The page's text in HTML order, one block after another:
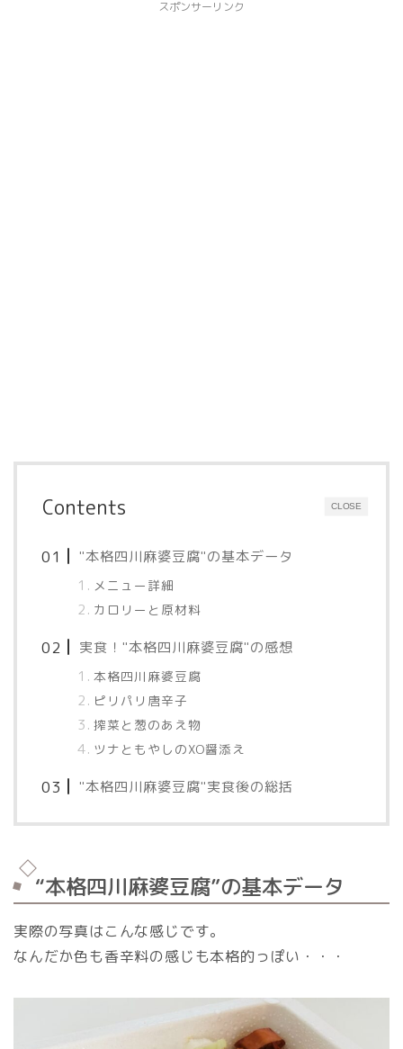
スポンサーリンク
CLOSE
Contents
"本格四川麻婆豆腐"の基本データ
メニュー詳細
カロリーと原材料
実食！"本格四川麻婆豆腐"の感想
本格四川麻婆豆腐
ピリパリ唐辛子
搾菜と葱のあえ物
ツナともやしのXO醤添え
"本格四川麻婆豆腐"実食後の総括
“本格四川麻婆豆腐”の基本データ
実際の写真はこんな感じです。
なんだか色も香辛料の感じも本格的っぽい・・・